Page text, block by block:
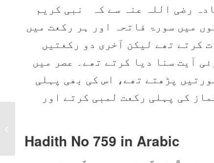
رضی اللہ عنہ سے کہ نبی کریم
میں سورۃ فاتحہ اور ہر رکعت میں
کرتے تھے لیکن آخری دو رکعتیں
آیت سنا دیا کرتے تھے۔ عصر میں
پڑھتے تھے، اس کی بھی پہلی
کی پہلی رکعت لمبی کرتے اور
Hadith No 759 in Arabic
English